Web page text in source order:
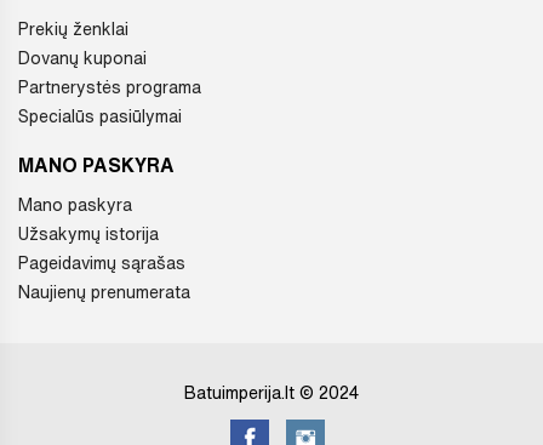
Prekių ženklai
Dovanų kuponai
Partnerystės programa
Specialūs pasiūlymai
MANO PASKYRA
Mano paskyra
Užsakymų istorija
Pageidavimų sąrašas
Naujienų prenumerata
Batuimperija.lt © 2024